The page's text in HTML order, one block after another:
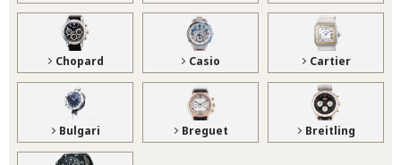
Chopard Casio Cartier
Bulgari Breguet Breitling